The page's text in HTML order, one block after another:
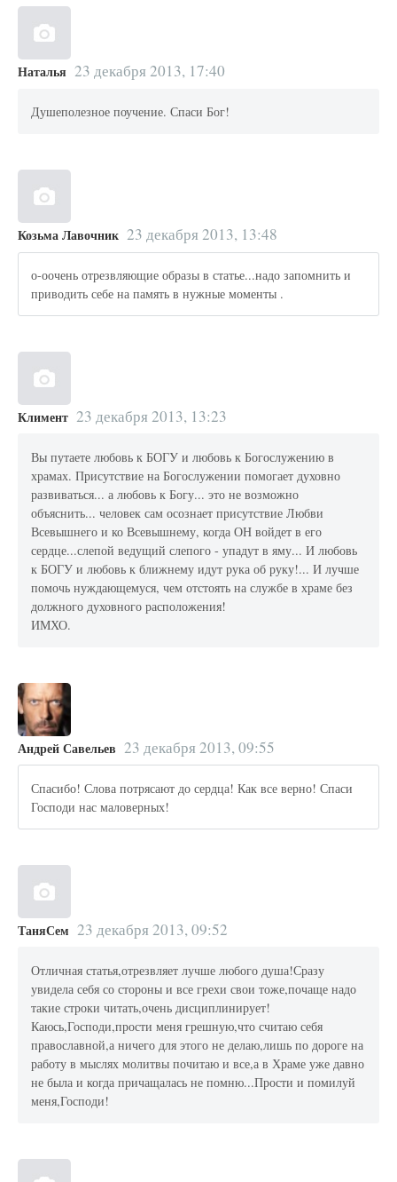
Наталья 23 декабря 2013, 17:40
Душеполезное поучение. Спаси Бог!
Козьма Лавочник 23 декабря 2013, 13:48
о-оочень отрезвляющие образы в статье...надо запомнить и
приводить себе на память в нужные моменты .
Климент 23 декабря 2013, 13:23
Вы путаете любовь к БОГУ и любовь к Богослужению в
храмах. Присутствие на Богослужении помогает духовно
развиваться... а любовь к Богу... это не возможно
объяснить... человек сам осознает присутствие Любви
Всевышнего и ко Всевышнему, когда ОН войдет в его
сердце...слепой ведущий слепого - упадут в яму... И любовь
к БОГУ и любовь к ближнему идут рука об руку!... И лучше
помочь нуждающемуся, чем отстоять на службе в храме без
должного духовного расположения!
ИМХО.
Андрей Савельев 23 декабря 2013, 09:55
Спасибо! Слова потрясают до сердца! Как все верно! Спаси
Господи нас маловерных!
ТаняСем 23 декабря 2013, 09:52
Отличная статья,отрезвляет лучше любого душа!Сразу
увидела себя со стороны и все грехи свои тоже,почаще надо
такие строки читать,очень дисциплинирует!
Каюсь,Господи,прости меня грешную,что считаю себя
православной,а ничего для этого не делаю,лишь по дороге на
работу в мыслях молитвы почитаю и все,а в Храме уже давно
не была и когда причащалась не помню...Прости и помилуй
меня,Господи!